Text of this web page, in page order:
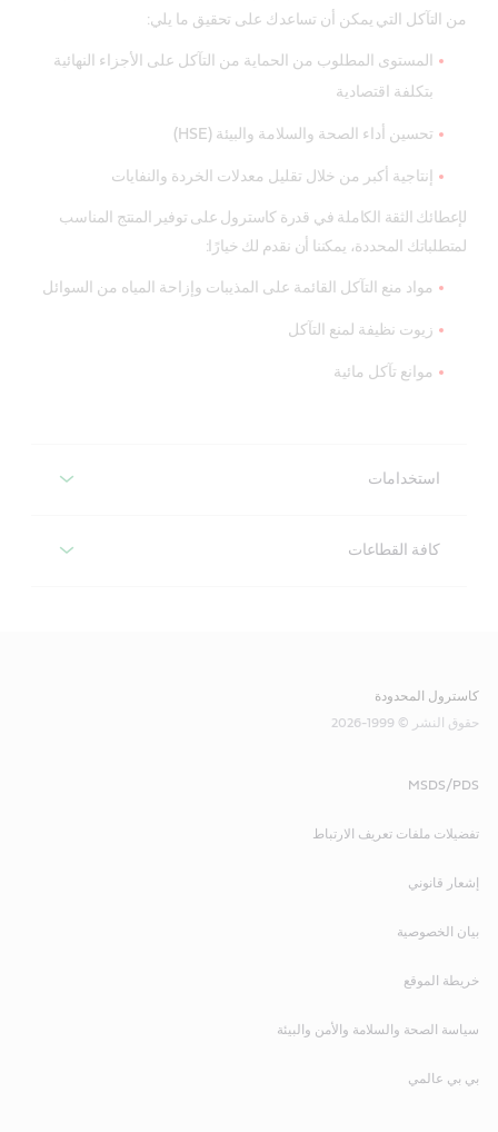
من التآكل التي يمكن أن تساعدك على تحقيق ما يلي:
المستوى المطلوب من الحماية من التآكل على الأجزاء النهائية
بتكلفة اقتصادية
تحسين أداء الصحة والسلامة والبيئة (HSE)
إنتاجية أكبر من خلال تقليل معدلات الخردة والنفايات
لإعطائك الثقة الكاملة في قدرة كاسترول على توفير المنتج المناسب
لمتطلباتك المحددة، يمكننا أن نقدم لك خيارًا:
مواد منع التآكل القائمة على المذيبات وإزاحة المياه من السوائل
زيوت نظيفة لمنع التآكل
موانع تآكل مائية
استخدامات
التآكل وثبات الماء.
كافة القطاعات
كاسترول المحدودة
حقوق النشر © 1999-2026
MSDS/PDS
تفضيلات ملفات تعريف الارتباط
إشعار قانوني
بيان الخصوصية
خريطة الموقع
سياسة الصحة والسلامة والأمن والبيئة
بي بي عالمي